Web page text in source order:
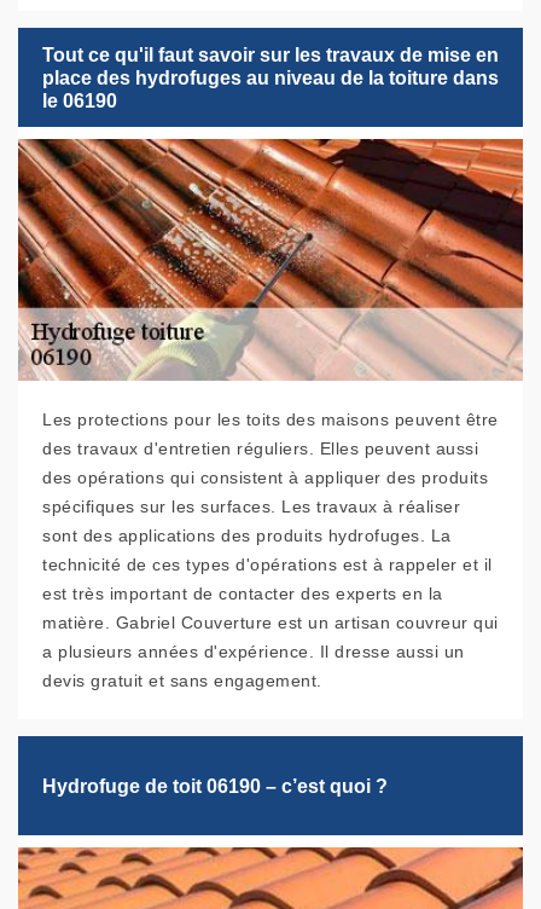
Tout ce qu'il faut savoir sur les travaux de mise en
place des hydrofuges au niveau de la toiture dans
le 06190
Les protections pour les toits des maisons peuvent être
des travaux d'entretien réguliers. Elles peuvent aussi
des opérations qui consistent à appliquer des produits
spécifiques sur les surfaces. Les travaux à réaliser
sont des applications des produits hydrofuges. La
technicité de ces types d'opérations est à rappeler et il
est très important de contacter des experts en la
matière. Gabriel Couverture est un artisan couvreur qui
a plusieurs années d'expérience. Il dresse aussi un
devis gratuit et sans engagement.
Hydrofuge de toit 06190 – c’est quoi ?